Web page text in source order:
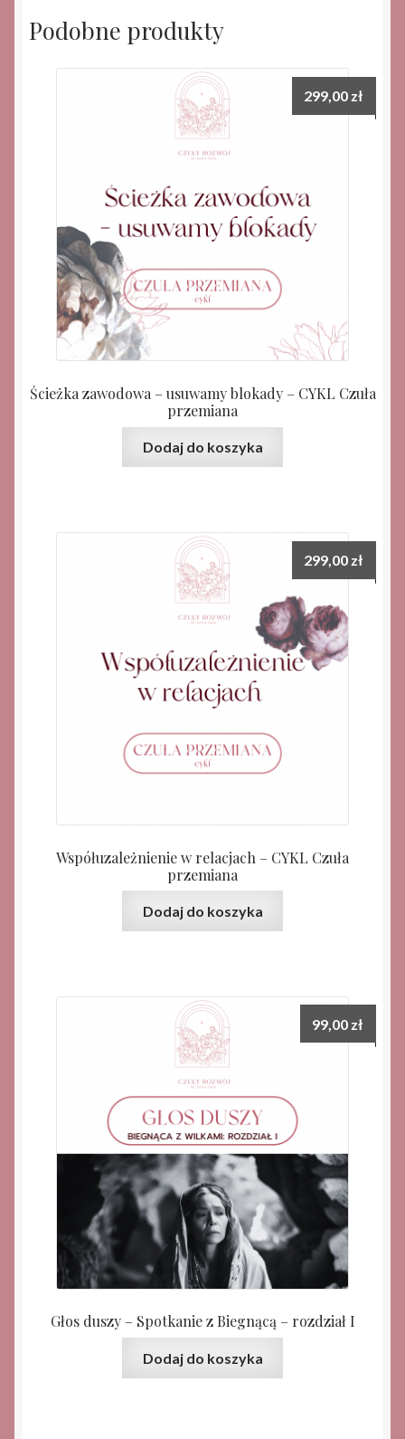
Podobne produkty
Ścieżka zawodowa – usuwamy blokady – CYKL Czuła
przemiana
299,00 zł
Dodaj do koszyka
Współuzależnienie w relacjach – CYKL Czuła
przemiana
299,00 zł
Dodaj do koszyka
Głos duszy – Spotkanie z Biegnącą – rozdział I
99,00 zł
Dodaj do koszyka